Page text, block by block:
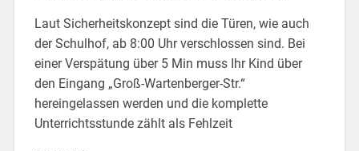
Laut Sicherheitskonzept sind die Türen, wie auch
der Schulhof, ab 8:00 Uhr verschlossen sind. Bei
einer Verspätung über 5 Min muss Ihr Kind über
den Eingang „Groß-Wartenberger-Str.“
hereingelassen werden und die komplette
Unterrichtsstunde zählt als Fehlzeit